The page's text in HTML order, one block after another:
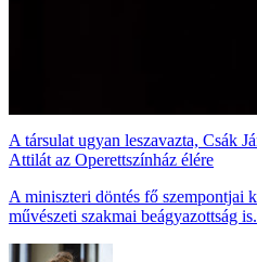
A társulat ugyan leszavazta, Csák
Attilát az Operettszínház élére
A miniszteri döntés fő szempontjai
művészeti szakmai beágyazottság is.